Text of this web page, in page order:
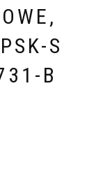
S
B